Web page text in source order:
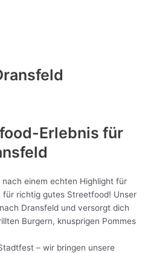
Erlebnis für
einem echten Highlight für
für richtig gutes Streetfood! Unser
Dransfeld und versorgt dich
Burgern, knusprigen Pommes
– wir bringen unsere